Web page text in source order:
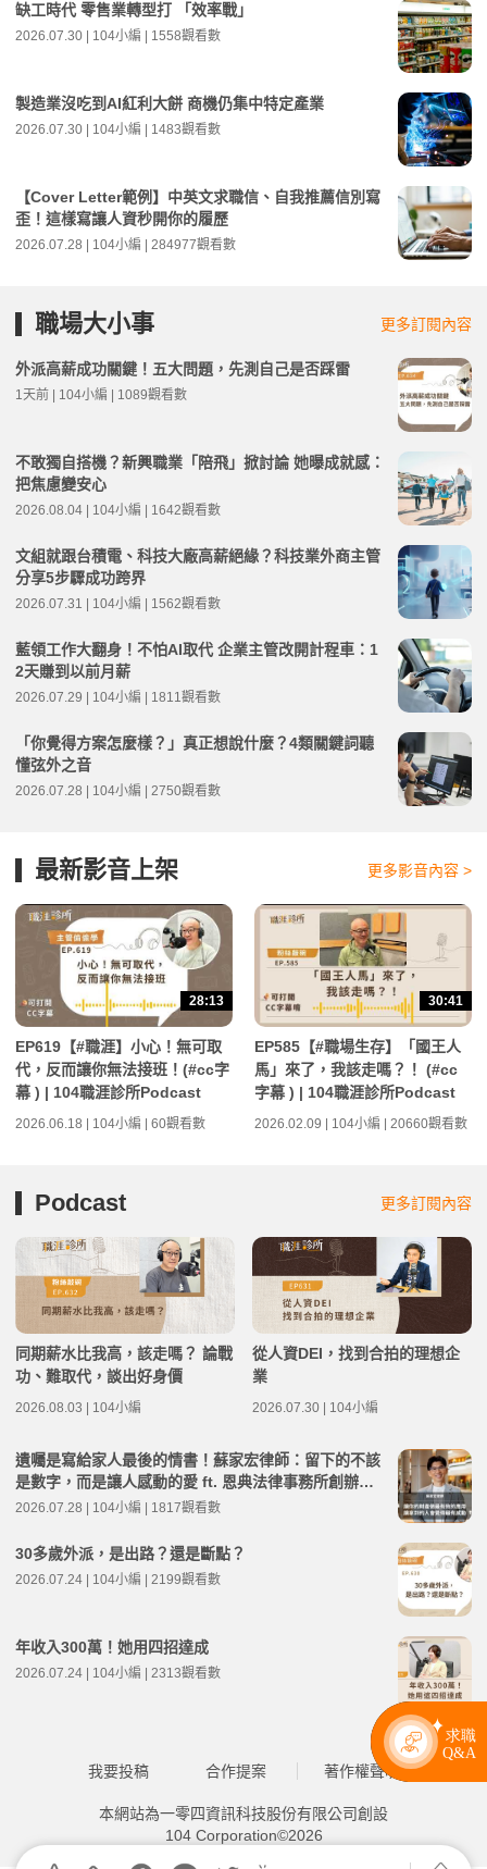
缺工時代 零售業轉型打 「效率戰」
2026.07.30 | 104小編 | 1558觀看數
製造業沒吃到AI紅利大餅 商機仍集中特定產業
2026.07.30 | 104小編 | 1483觀看數
【Cover Letter範例】中英文求職信、自我推薦信別寫
歪！這樣寫讓人資秒開你的履歷
2026.07.28 | 104小編 | 284977觀看數
職場大小事 更多訂閱內容
外派高薪成功關鍵！五大問題，先測自己是否踩雷
1天前 | 104小編 | 1089觀看數
不敢獨自搭機？新興職業「陪飛」掀討論 她曝成就感：
把焦慮變安心
2026.08.04 | 104小編 | 1642觀看數
文組就跟台積電、科技大廠高薪絕緣？科技業外商主管
分享5步驟成功跨界
2026.07.31 | 104小編 | 1562觀看數
藍領工作大翻身！不怕AI取代 企業主管改開計程車：1
2天賺到以前月薪
2026.07.29 | 104小編 | 1811觀看數
「你覺得方案怎麼樣？」真正想說什麼？4類關鍵詞聽
懂弦外之音
2026.07.28 | 104小編 | 2750觀看數
最新影音上架 更多影音內容 >
28:13
EP619【#職涯】小心！無可取
代，反而讓你無法接班！(#cc字
幕 ) | 104職涯診所Podcast
2026.06.18 | 104小編 | 60觀看數
30:41
EP585【#職場生存】「國王人
馬」來了，我該走嗎？！ (#cc
字幕 ) | 104職涯診所Podcast
2026.02.09 | 104小編 | 20660觀看數
Podcast 更多訂閱內容
同期薪水比我高，該走嗎？ 論戰
功、難取代，談出好身價
2026.08.03 | 104小編
從人資DEI，找到合拍的理想企
業
2026.07.30 | 104小編
遺囑是寫給家人最後的情書！蘇家宏律師：留下的不該
是數字，而是讓人感動的愛 ft. 恩典法律事務所創辦人
蘇家宏律師 | 高年級不打烊 x 用 AI 點亮第二人生 EP28
2026.07.28 | 104小編 | 1817觀看數
30多歲外派，是出路？還是斷點？
2026.07.24 | 104小編 | 2199觀看數
年收入300萬！她用四招達成
2026.07.24 | 104小編 | 2313觀看數
我要投稿 合作提案 著作權聲明
本網站為一零四資訊科技股份有限公司創設
104 Corporation©2026